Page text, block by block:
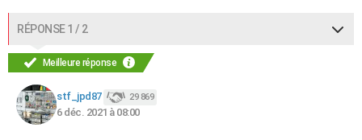
RÉPONSE 1 / 2
Meilleure réponse
stf_jpd87 29 869
6 déc. 2021 à 08:00